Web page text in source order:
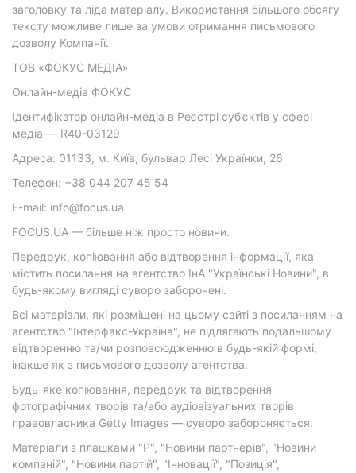
заголовку та ліда матеріалу. Використання більшого обсягу
тексту можливе лише за умови отримання письмового
дозволу Компанії.
ТОВ «ФОКУС МЕДІА»
Онлайн-медіа ФОКУС
Ідентифікатор онлайн-медіа в Реєстрі суб’єктів у сфері
медіа — R40-03129
Адреса: 01133, м. Київ, бульвар Лесі Українки, 26
Телефон: +38 044 207 45 54
E-mail: info@focus.ua
FOCUS.UA — більше ніж просто новини.
Передрук, копіювання або відтворення інформації, яка
містить посилання на агентство ІнА "Українські Новини", в
будь-якому вигляді суворо заборонені.
Всі матеріали, які розміщені на цьому сайті з посиланням на
агентство "Інтерфакс-Україна", не підлягають подальшому
відтворенню та/чи розповсюдженню в будь-якій формі,
інакше як з письмового дозволу агентства.
Будь-яке копіювання, передрук та відтворення
фотографічних творів та/або аудіовізуальних творів
правовласника Getty Images — суворо забороняється.
Матеріали з плашками "Р", "Новини партнерів", "Новини
компаній", "Новини партій", "Інновації", "Позиція",